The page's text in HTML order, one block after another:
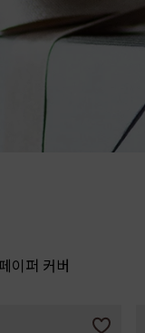
페이퍼 커버